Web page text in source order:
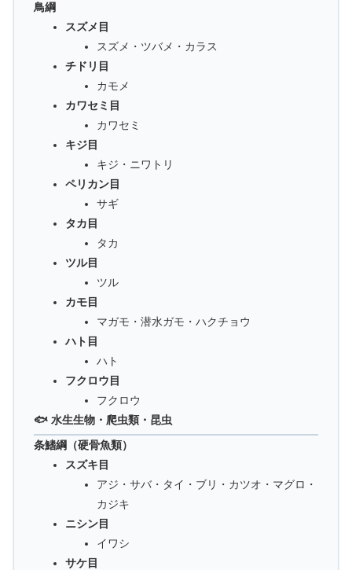
鳥綱
スズメ目
スズメ・ツバメ・カラス
チドリ目
カモメ
カワセミ目
カワセミ
キジ目
キジ・ニワトリ
ペリカン目
サギ
タカ目
タカ
ツル目
ツル
カモ目
マガモ・潜水ガモ・ハクチョウ
ハト目
ハト
フクロウ目
フクロウ
🐟 水生生物・爬虫類・昆虫
条鰭綱（硬骨魚類）
スズキ目
アジ・サバ・タイ・ブリ・カツオ・マグロ・
カジキ
ニシン目
イワシ
サケ目